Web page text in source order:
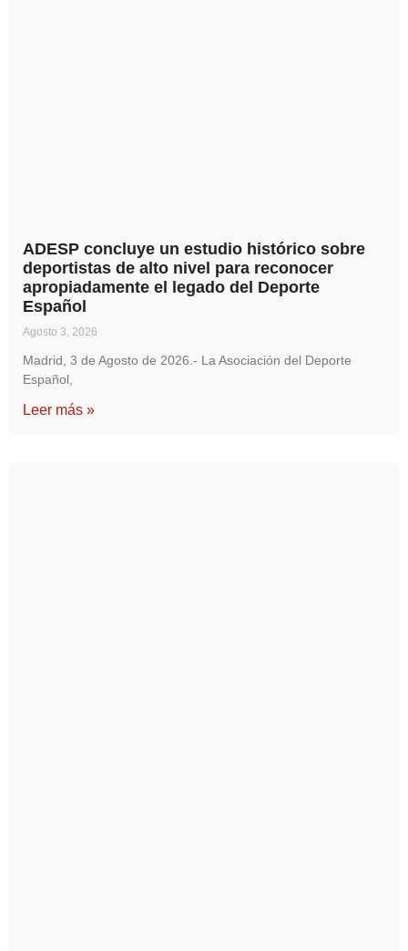
ADESP concluye un estudio histórico sobre
deportistas de alto nivel para reconocer
apropiadamente el legado del Deporte
Español
Agosto 3, 2026
Madrid, 3 de Agosto de 2026.- La Asociación del Deporte
Español,
Leer más »